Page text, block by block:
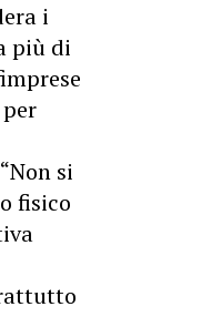
i
più di
si
fisico